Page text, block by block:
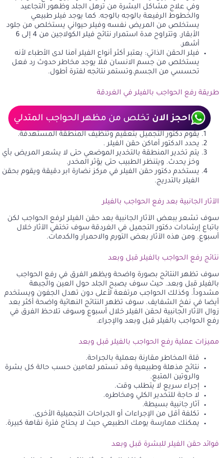
وفي علاج مشاكل البشرة من ترهل الجلد وظهور التجاعيد
والخطوط الرفيعة بالوجه بالوجه. كما يوجد فيلر طبيعي
يستخلص من المريض نفسه وفيلر حيواني يستخلص من جلود
الأبقار. وتتراوح مدة استمرار نتائج فيلر الكولاجين من 4 إلى 6
أشهر.
فيلر الحقن الذاتي: يعتبر أكثر أنواع الفيلر آمنا لدى الأطباء لأنه
يستخلص من جسم الانسان فلا يوجد مخاطر حدوث رد فعل
تحسسي من الجسم.وتستمر نتائجه لفترة أطول.
طريقة رفع الحواجب بالفيلر في الغردقة
احجز الان تخلص من مظهر الحواجب المتدلي
يقوم دكتور التجميل بتعقيم وتنظيف المنطقة المستهدفة.
يحدد الدكتور أماكن حقن الفيلر .
يتم تخدير المنطقة بالتخدير الموضعي حتى لا يشعر المريض بأي
وخز يحدث. ويتنظر الطبيب حتى يؤثر المخدر.
يستخدم دكتور حقن الفيلر في مركز نضارة ابر دقيقة ويقوم بحقن
الفيلر بالتدريج.
الآثار الجانبية بعد رفع الحواجب بالفيلر
سوف تشعر ببعض الآثار الجانبية بعد حقن الفيلر لرفع الحواجب لكن
باتباع إرشادات دكتور التجميل في الغردقة سوف تختفي الآثار خلال
أسبوع. ومن هذه الآثار بعض التورم والاحمرار والكدمات.
نتائج رفع الحواجب بالفيلر قبل وبعد
سوف تظهر النتائج بصورة واضحة ويظهر الفرق في رفع الحواجب
بالفيلر قبل وبعد. حيث سوف يصبح الجلد حول العين والجبهة
مشدوداً. وكذلك الحواجب مرتفعة لأعلى دون تهدل الجفون ويستخدم
أيضا في نفخ الشفايف. سوف تظهر النتائج النهائية واضحة أكثر بعد
زوال الآثار الجانبية لحقن الفيلر خلال أسبوع وسوف تلاحظ الفرق في
رفع الحواجب بالفيلر قبل وبعد والإجراء.
مميزات عملية رفع الحواجب بالفيلر قبل وبعد
قلة المخاطر مقارنة بعملية بالجراحة.
نتائج مذهلة وطبيعية وقد تستمر لعامين حسب حالة كل بشرة
والروتين المتبع.
إجراء سريع لا يتطلب وقت.
لا حاجة للتخدير الكلي ومخاطره.
آثار جانبية بسيطة.
تكلفة أقل من الإجراءات أو الجراحات التجميلية الأخرى.
يمكنك ممارسة يومك الطبيعي حيث لا يحتاج فترة نقاهة كبيرة.
فوائد حقن الفيلر للبشرة قبل وبعد